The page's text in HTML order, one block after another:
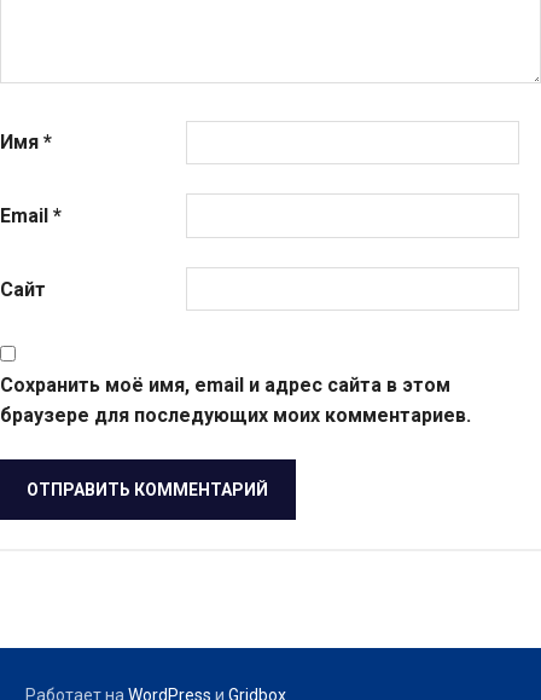
Имя *
Email *
Сайт
Сохранить моё имя, email и адрес сайта в этом
браузере для последующих моих комментариев.
Работает на WordPress и Gridbox